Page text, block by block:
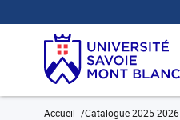
Accueil Catalogue 2025-2026